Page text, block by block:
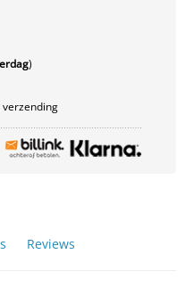
)
verzending
Reviews